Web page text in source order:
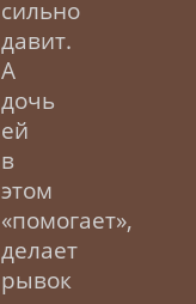
сильно
давит.
А
дочь
ей
в
этом
«помогает»,
делает
рывок